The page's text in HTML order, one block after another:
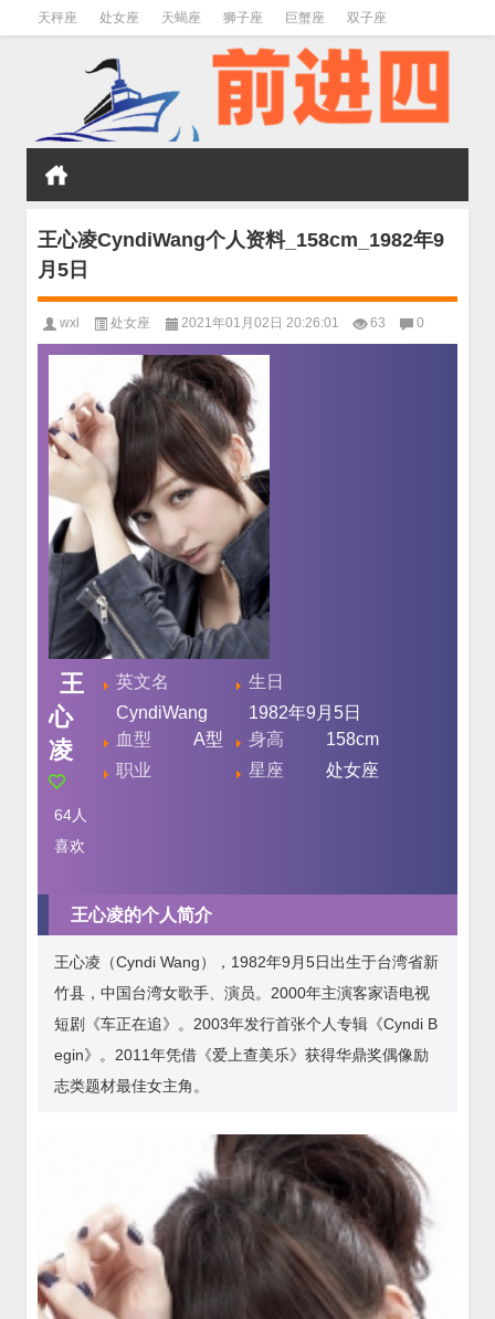
天秤座 处女座 天蝎座 狮子座 巨蟹座 双子座
王心凌CyndiWang个人资料_158cm_1982年9
月5日
wxl 处女座 2021年01月02日 20:26:01 63 0
王
心
凌
64人
喜欢
英文名
CyndiWang
生日
1982年9月5日
血型
A型 身高
158cm
职业
星座 处女座
王心凌的个人简介
王心凌（Cyndi Wang），1982年9月5日出生于台湾省新
竹县，中国台湾女歌手、演员。2000年主演客家语电视
短剧《车正在追》。2003年发行首张个人专辑《Cyndi B
egin》。2011年凭借《爱上查美乐》获得华鼎奖偶像励
志类题材最佳女主角。